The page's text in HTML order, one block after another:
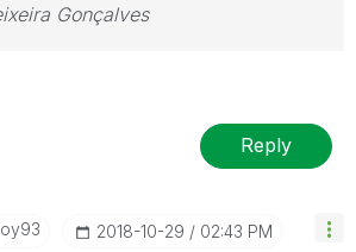
Gonçalves
Reply
‎2018-10-29 02:43 PM